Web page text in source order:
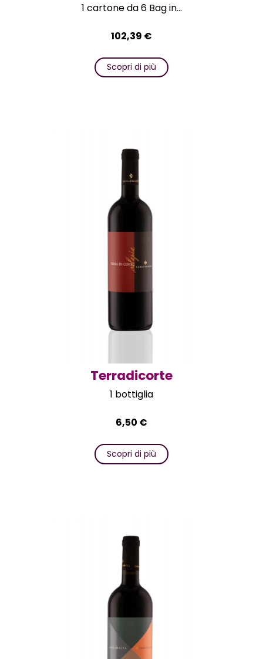
1 cartone da 6 Bag in...
102,39 €
Scopri di più
Terradicorte
1 bottiglia
6,50 €
Scopri di più